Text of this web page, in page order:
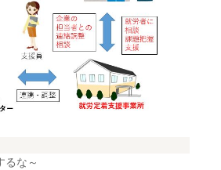
るな～